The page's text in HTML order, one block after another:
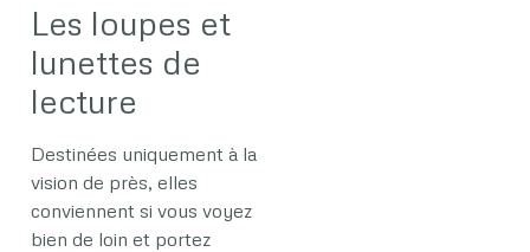
Les loupes et
lunettes de
lecture
Destinées uniquement à la
vision de près, elles
conviennent si vous voyez
bien de loin et portez